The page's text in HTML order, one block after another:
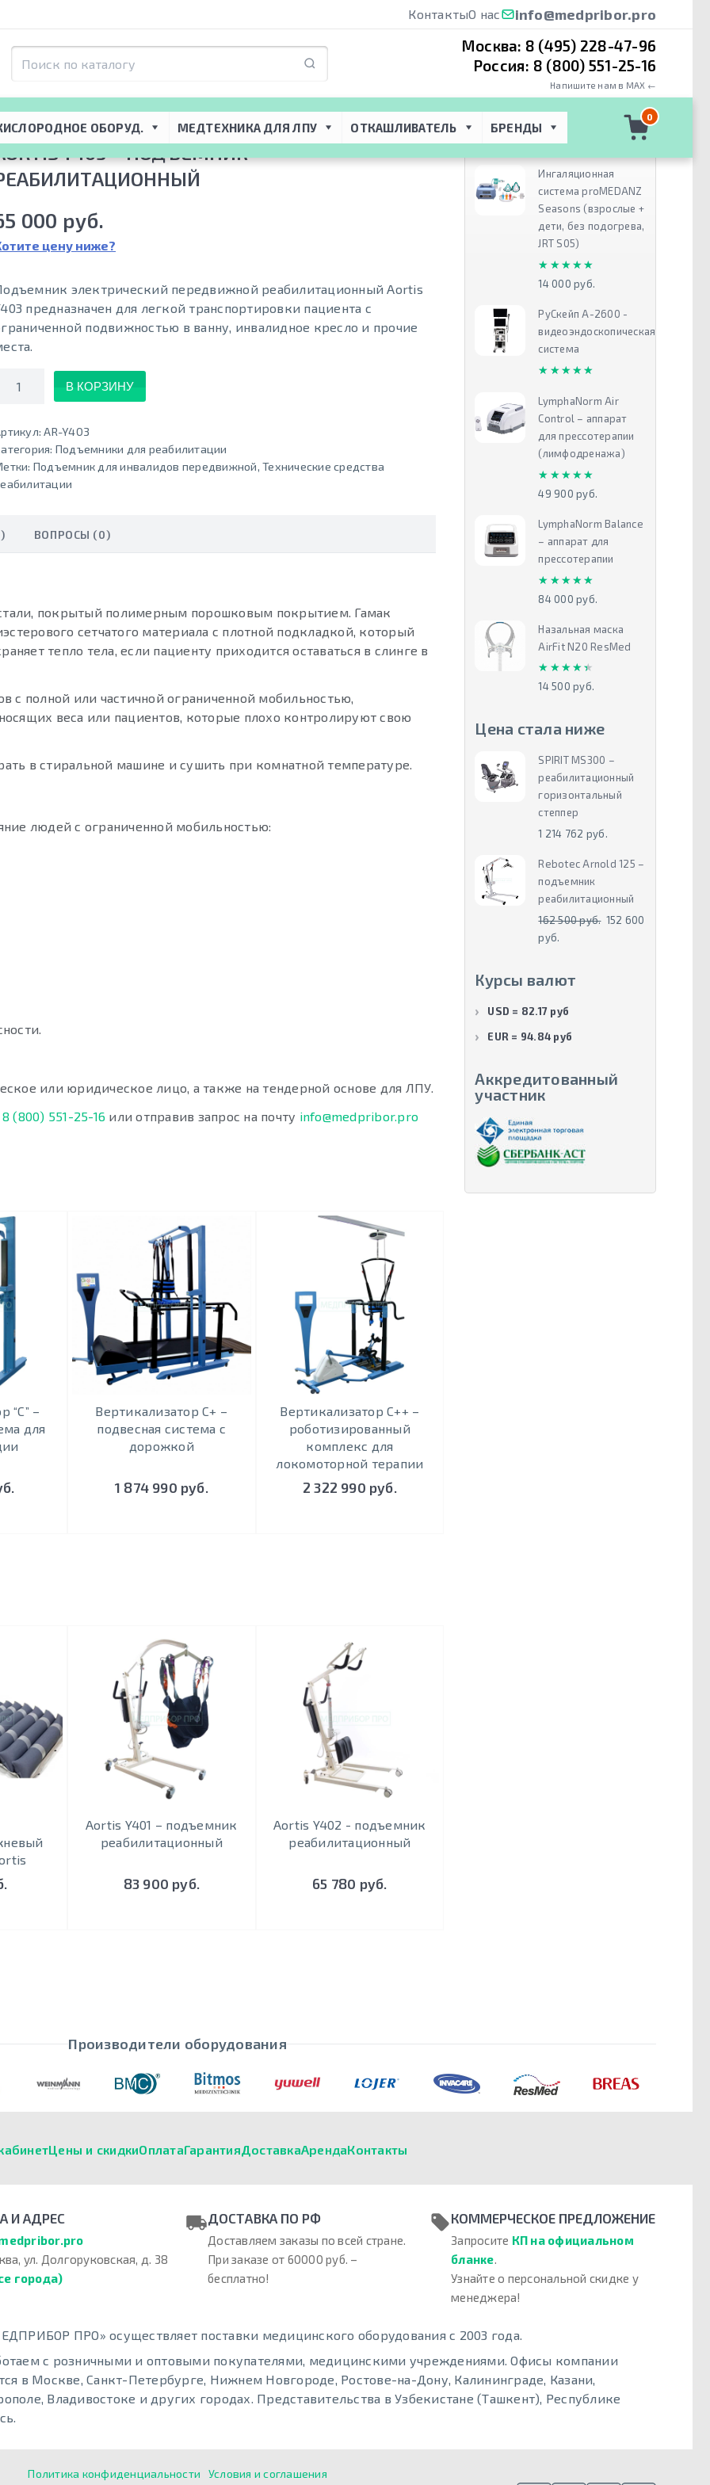
КонтактыО нас info@medpribor.pro
Москва: 8 (495) 228-47-96
Россия: 8 (800) 551-25-16
Напишите нам в MAX ←
ОБОРУД. МЕДТЕХНИКА ДЛЯ ЛПУ ОТКАШЛИВАТЕЛЬ БРЕНДЫ
0
Y403 – ПОДЪЕМНИК
000 руб.
цену ниже?
электрический передвижной реабилитационный Aortis
предназначен для легкой транспортировки пациента с
подвижностью в ванну, инвалидное кресло и прочие
В КОРЗИНУ
AR-Y403
Подъемники для реабилитации
Подъемник для инвалидов передвижной,Технические средства
ВОПРОСЫ (0)
покрытый полимерным порошковым покрытием. Гамак
сетчатого материала с плотной подкладкой, который
тепло тела, если пациенту приходится оставаться в слинге в
с полной или частичной ограниченной мобильностью,
веса или пациентов, которые плохо контролируют свою
в стиральной машине и сушить при комнатной температуре.
людей с ограниченной мобильностью:
или юридическое лицо, а также на тендерной основе для ЛПУ.
8 (800) 551-25-16 или отправив запрос на почту info@medpribor.pro
“С” –
для
Вертикализатор С+ –
подвесная система с
дорожкой
1 874 990 руб.
Вертикализатор С++ –
роботизированный
комплекс для
локомоторной терапии
2 322 990 руб.
Aortis Y401 – подъемник
реабилитационный
83 900 руб.
Aortis Y402 - подъемник
реабилитационный
65 780 руб.
Рекомендуем
Ингаляционная
система proMEDANZ
Seasons (взрослые +
дети, без подогрева,
JRT S05)
★★★★★
★★★★★
14 000 руб.
РуСкейп А-2600 -
видеоэндоскопическая
система
★★★★★
★★★★★
LymphaNorm Air
Control – аппарат
для прессотерапии
(лимфодренажа)
★★★★★
★★★★★
49 900 руб.
LymphaNorm Balance
– аппарат для
прессотерапии
★★★★★
★★★★★
84 000 руб.
Назальная маска
AirFit N20 ResMed
★★★★★
★★★★★
14 500 руб.
Цена стала ниже
SPIRIT MS300 –
реабилитационный
горизонтальный
степпер
1 214 762 руб.
Rebotec Arnold 125 –
подъемник
реабилитационный
162 500 руб. 152 600
руб.
Курсы валют
USD = 82.17 руб
EUR = 94.84 руб
Аккредитованный
участник
Производители оборудования
Цены и скидкиОплатаГарантияДоставкаАрендаКонтакты
И АДРЕС
ул. Долгоруковская, д. 38
города)
ДОСТАВКА ПО РФ
Доставляем заказы по всей стране.
При заказе от 60000 руб. –
бесплатно!
КОММЕРЧЕСКОЕ ПРЕДЛОЖЕНИЕ
Запросите КП на официальном
бланке.
Узнайте о персональной скидке у
менеджера!
ПРО» осуществляет поставки медицинского оборудования с 2003 года.
с розничными и оптовыми покупателями, медицинскими учреждениями. Офисы компании
в Москве, Санкт-Петербурге, Нижнем Новгороде, Ростове-на-Дону, Калининграде, Казани,
Владивостоке и других городах. Представительства в Узбекистане (Ташкент), Республике
Политика конфиденциальности Условия и соглашения